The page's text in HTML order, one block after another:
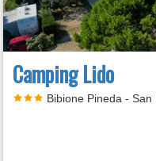
Camping Lido
Bibione Pineda - San